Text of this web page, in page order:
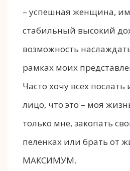
– успешная женщина,
стабильный высокий
возможность
рамках моих
Часто хочу всех послать
лицо, что это – моя
только мне, закопать
пеленках или брать от
МАКСИМУМ.